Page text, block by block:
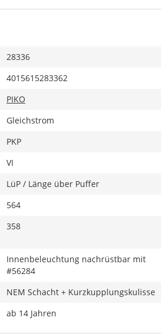
28336
4015615283362
PIKO
Gleichstrom
PKP
VI
LüP / Länge über Puffer
564
358
Innenbeleuchtung nachrüstbar mit
#56284
NEM Schacht + Kurzkupplungskulisse
ab 14 Jahren